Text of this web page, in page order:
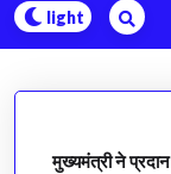
मुख्यमंत्री ने